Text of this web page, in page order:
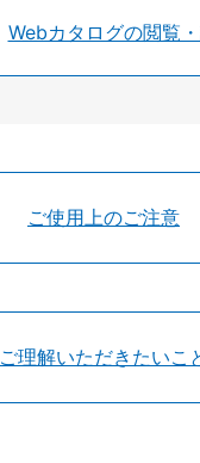
Webカタログの閲覧
ご使用上のご注意
ご理解いただきたいこ